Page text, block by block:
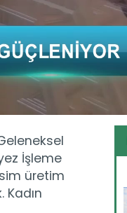
İşleme
üretim